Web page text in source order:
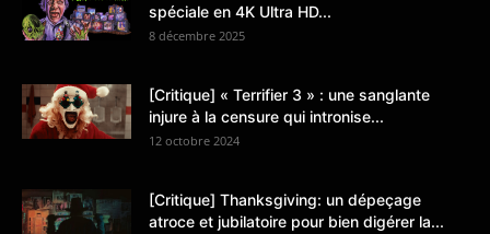
spéciale en 4K Ultra HD...
8 décembre 2025
[Critique] « Terrifier 3 » : une sanglante
injure à la censure qui intronise...
12 octobre 2024
[Critique] Thanksgiving: un dépeçage
atroce et jubilatoire pour bien digérer la...